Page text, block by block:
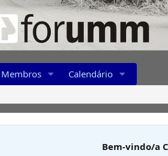
Membros Calendário
Bem-vindo/a